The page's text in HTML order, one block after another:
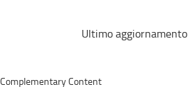
Ultimo aggiornamento
Complementary Content